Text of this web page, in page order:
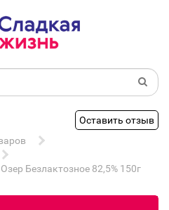
Оставить отзыв
Безлактозное 82,5% 150г